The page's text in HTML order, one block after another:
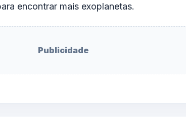
encontrar mais exoplanetas.
Publicidade